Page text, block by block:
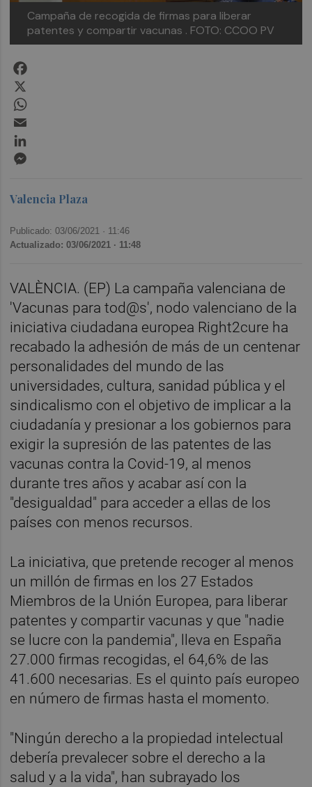
Campaña de recogida de firmas para liberar
patentes y compartir vacunas . FOTO: CCOO PV
Valencia Plaza
Publicado: 03/06/2021 · 11:46
Actualizado: 03/06/2021 · 11:48
VALÈNCIA. (EP) La campaña valenciana de
'Vacunas para tod@s', nodo valenciano de la
iniciativa ciudadana europea Right2cure ha
recabado la adhesión de más de un centenar
personalidades del mundo de las
universidades, cultura, sanidad pública y el
sindicalismo con el objetivo de implicar a la
ciudadanía y presionar a los gobiernos para
exigir la supresión de las patentes de las
vacunas contra la Covid-19, al menos
durante tres años y acabar así con la
"desigualdad" para acceder a ellas de los
países con menos recursos.
La iniciativa, que pretende recoger al menos
un millón de firmas en los 27 Estados
Miembros de la Unión Europea, para liberar
patentes y compartir vacunas y que "nadie
se lucre con la pandemia", lleva en España
27.000 firmas recogidas, el 64,6% de las
41.600 necesarias. Es el quinto país europeo
en número de firmas hasta el momento.
"Ningún derecho a la propiedad intelectual
debería prevalecer sobre el derecho a la
salud y a la vida", han subrayado los